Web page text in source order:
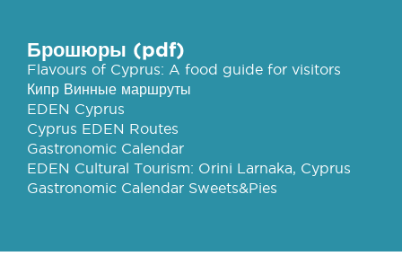
Брошюры (pdf)
Flavours of Cyprus: A food guide for visitors
Кипр Винные маршруты
EDEN Cyprus
Cyprus EDEN Routes
Gastronomic Calendar
EDEN Cultural Tourism: Orini Larnaka, Cyprus
Gastronomic Calendar Sweets&Pies